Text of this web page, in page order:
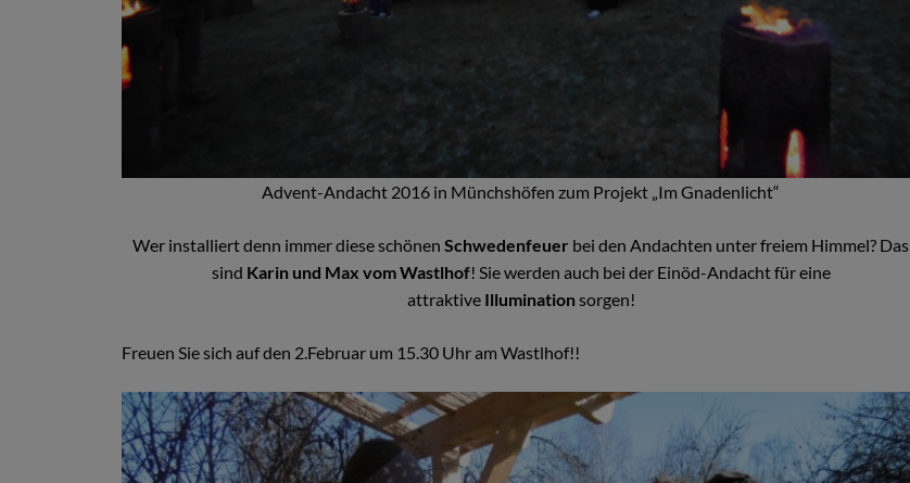
Advent-Andacht 2016 in Münchshöfen zum Projekt „Im Gnadenlicht“
Wer installiert denn immer diese schönen Schwedenfeuer bei den Andachten unter freiem Himmel? Das
sind Karin und Max vom Wastlhof! Sie werden auch bei der Einöd-Andacht für eine
attraktive Illuminationsorgen!
Freuen Sie sich auf den 2.Februar um 15.30 Uhr am Wastlhof!!